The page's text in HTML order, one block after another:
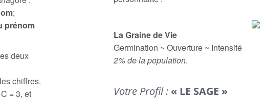
;
prénom
deux
chiffres.
= 3, et
La Graine de Vie
Germination ~ Ouverture ~ Intensité
2% de la population.
Votre Profil : « LE SAGE »